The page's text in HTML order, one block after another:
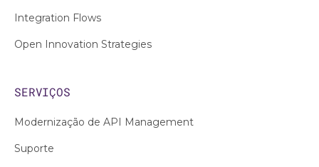
Integration Flows
Open Innovation Strategies
SERVIÇOS
Modernização de API Management
Suporte